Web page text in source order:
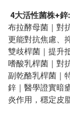
4大活性菌株+鋅:
布拉酵母菌｜對
更能對抗焦慮、
雙歧桿菌｜提升
嗜酸乳桿菌｜對
副乾酪乳桿菌｜
鋅｜醫學證實暗
炎作用，穩定皮